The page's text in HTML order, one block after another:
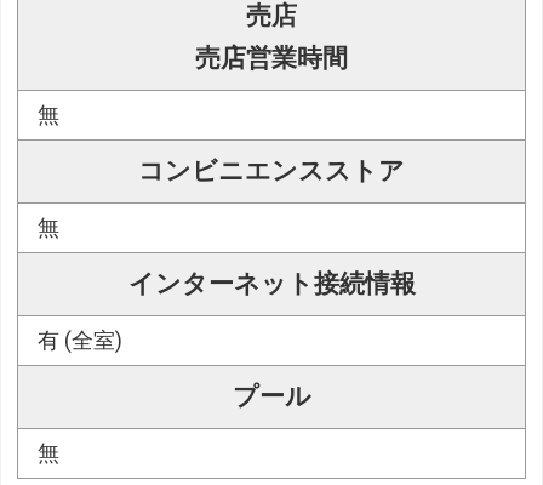
売店
売店営業時間
無
コンビニエンスストア
無
インターネット接続情報
有 (全室)
プール
無